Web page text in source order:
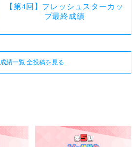
【第4回】フレッシュスターカッ
プ最終成績
成績一覧 全投稿を見る